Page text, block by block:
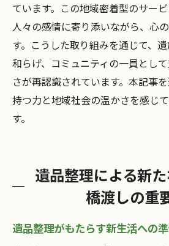
ています。この地域密着型のサー
人々の感情に寄り添いながら、心
す。こうした取り組みを通じて、
和らげ、コミュニティの一員とし
さが再認識されています。本記事
持つ力と地域社会の温かさを感じ
す。
遺品整理による新
橋渡しの重
遺品整理がもたらす新生活への